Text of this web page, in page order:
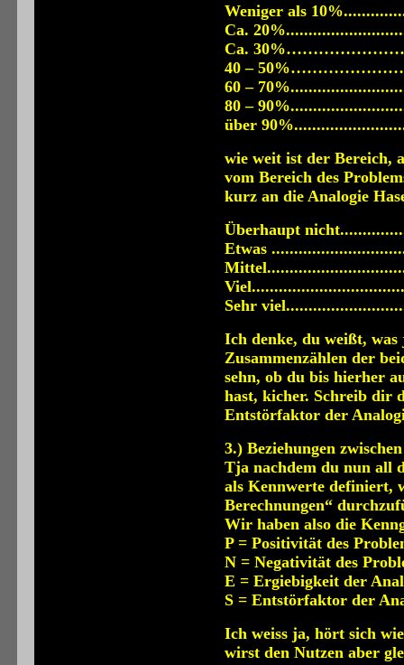
Weniger als
Ca.
Ca.
40 –
60 –
80 –
über
wie weit ist der Bereich,
vom Bereich des
kurz an die Analogie
Überhaupt
Etwas
Sehr
Ich denke, du weißt,
Zusammenzählen der
sehn, ob du bis hierher
hast, kicher. Schreib dir
Entstörfaktor der
3.) Beziehungen
Tja nachdem du nun all
als Kennwerte definiert,
Berechnungen“
Wir haben also die
P = Positivität des
N = Negativität des
E = Ergiebigkeit der
S = Entstörfaktor der
Ich weiss ja, hört sich
wirst den Nutzen aber